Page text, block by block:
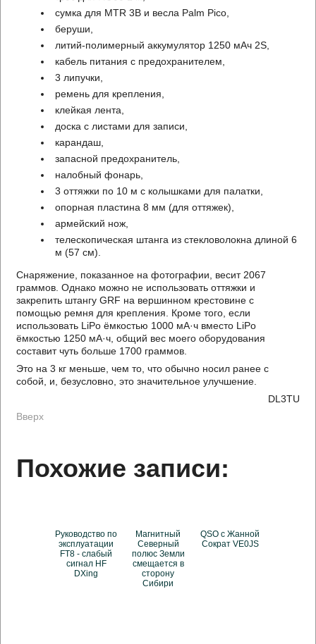
сумка для MTR 3B и весла Palm Pico,
беруши,
литий-полимерный аккумулятор 1250 мАч 2S,
кабель питания с предохранителем,
3 липучки,
ремень для крепления,
клейкая лента,
доска с листами для записи,
карандаш,
запасной предохранитель,
налобный фонарь,
3 оттяжки по 10 м с колышками для палатки,
опорная пластина 8 мм (для оттяжек),
армейский нож,
телескопическая штанга из стекловолокна длиной 6
м (57 см).
Снаряжение, показанное на фотографии, весит 2067
граммов. Однако можно не использовать оттяжки и
закрепить штангу GRF на вершинном крестовине с
помощью ремня для крепления. Кроме того, если
использовать LiPo ёмкостью 1000 мА·ч вместо LiPo
ёмкостью 1250 мА·ч, общий вес моего оборудования
составит чуть больше 1700 граммов.
Это на 3 кг меньше, чем то, что обычно носил ранее с
собой, и, безусловно, это значительное улучшение.
DL3TU
Вверх
Похожие записи:
Руководство по
эксплуатации
FT8 - слабый
сигнал HF
DXing
Магнитный
Северный
полюс Земли
смещается в
сторону
Сибири
QSO с Жанной
Сократ VE0JS